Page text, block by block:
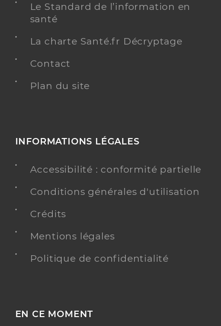
Le Standard de l’information en
santé
La charte Santé.fr Décryptage
Contact
Plan du site
INFORMATIONS LÉGALES
Accessibilité : conformité partielle
Conditions générales d'utilisation
Crédits
Mentions légales
Politique de confidentialité
EN CE MOMENT